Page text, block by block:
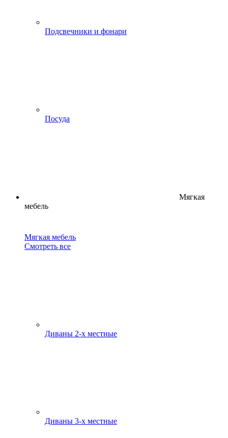
Подсвечники и фонари
Посуда
Мягкая
мебель
Мягкая мебель
Смотреть все
Диваны 2-х местные
Диваны 3-х местные